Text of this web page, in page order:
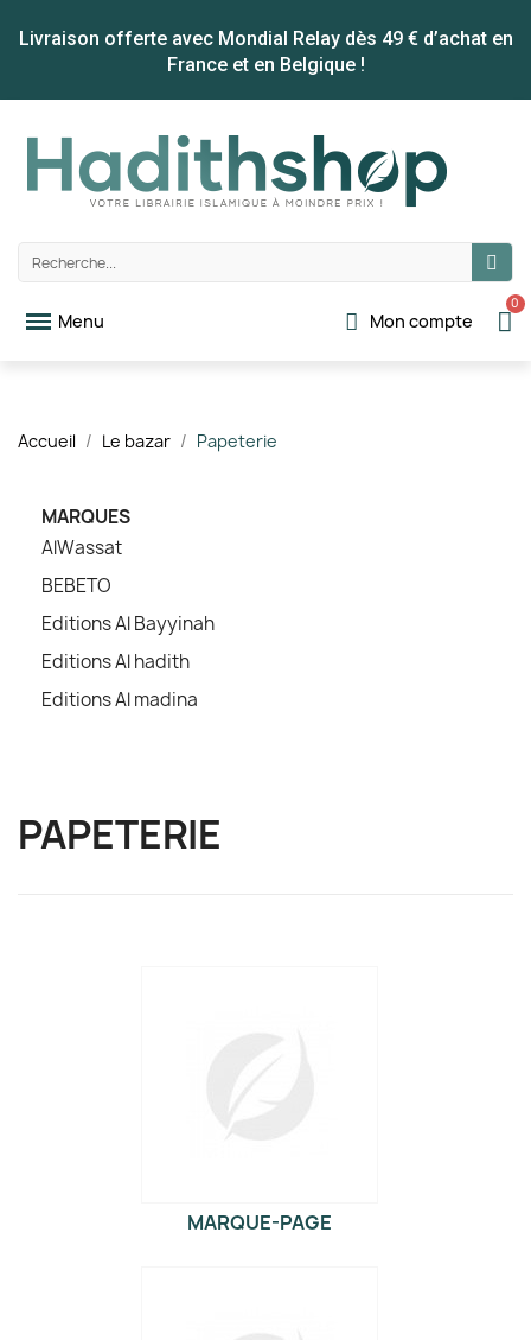
Livraison offerte avec Mondial Relay dès 49 € d’achat en
France et en Belgique !
Mon compte
Accueil Le bazar Papeterie
MARQUES
AlWassat
BEBETO
Editions Al Bayyinah
Editions Al hadith
Editions Al madina
PAPETERIE
MARQUE-PAGE